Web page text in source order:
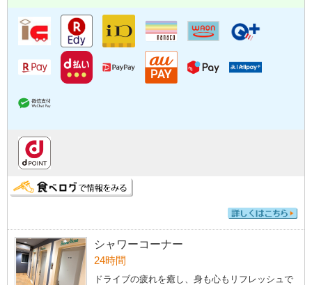
シャワーコーナー
24時間
ドライブの疲れを癒し、身も心もリフレッシュで